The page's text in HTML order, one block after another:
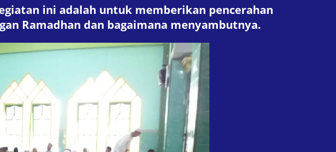
ini adalah untuk memberikan pencerahan
Ramadhan dan bagaimana menyambutnya.